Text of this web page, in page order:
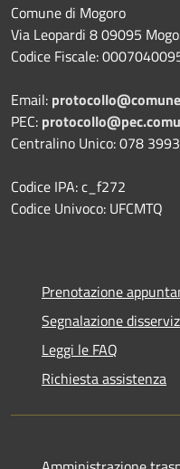
Comune di Mogoro
Via Leopardi 8 09095
Codice Fiscale:
Email:
PEC:
Centralino Unico: 078
Codice IPA: c_f272
Codice Univoco: UFCMTQ
Prenotazione
Segnalazione
Leggi le FAQ
Richiesta assistenza